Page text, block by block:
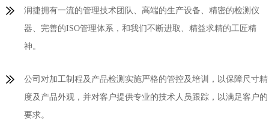
润捷拥有一流的管理技术团队、高端的生产设备、精密的检测仪
器、完善的ISO管理体系，和我们不断进取、精益求精的工匠精
神。
公司对加工制程及产品检测实施严格的管控及培训，以保障尺寸精
度及产品外观，并对客户提供专业的技术人员跟踪，以满足客户的
要求。